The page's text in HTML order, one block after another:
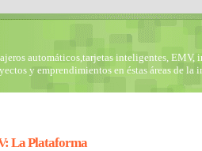
automáticos,tarjetas inteligentes, EMV,
y emprendimientos en éstas áreas de la
La Plataforma